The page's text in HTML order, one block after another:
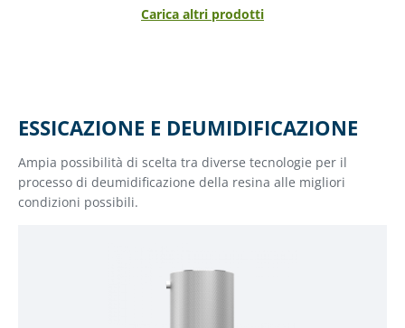
Carica altri prodotti
ESSICAZIONE E DEUMIDIFICAZIONE
Ampia possibilità di scelta tra diverse tecnologie per il
processo di deumidificazione della resina alle migliori
condizioni possibili.